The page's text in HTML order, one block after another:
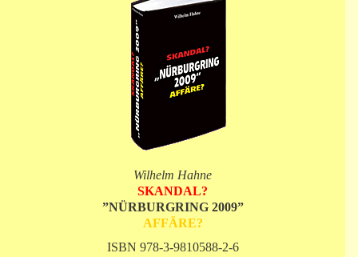
Wilhelm Hahne
SKANDAL?
”NÜRBURGRING 2009”
AFFÄRE?
ISBN 978-3-9810588-2-6